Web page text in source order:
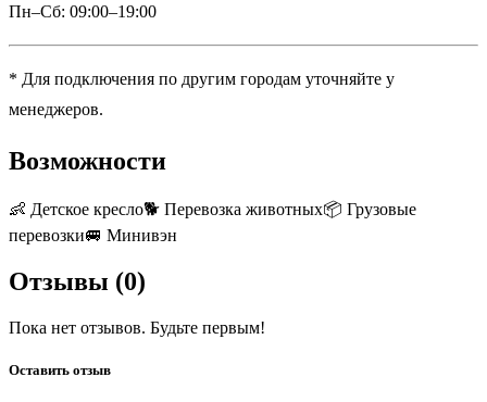
Пн–Сб: 09:00–19:00
* Для подключения по другим городам уточняйте у
менеджеров.
Возможности
👶 Детское кресло🐕 Перевозка животных📦 Грузовые
перевозки🚐 Минивэн
Отзывы (0)
Пока нет отзывов. Будьте первым!
Оставить отзыв